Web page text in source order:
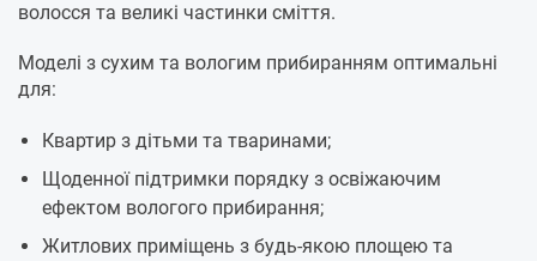
волосся та великі частинки сміття.
Моделі з сухим та вологим прибиранням оптимальні
для:
Квартир з дітьми та тваринами;
Щоденної підтримки порядку з освіжаючим
ефектом вологого прибирання;
Житлових приміщень з будь-якою площею та